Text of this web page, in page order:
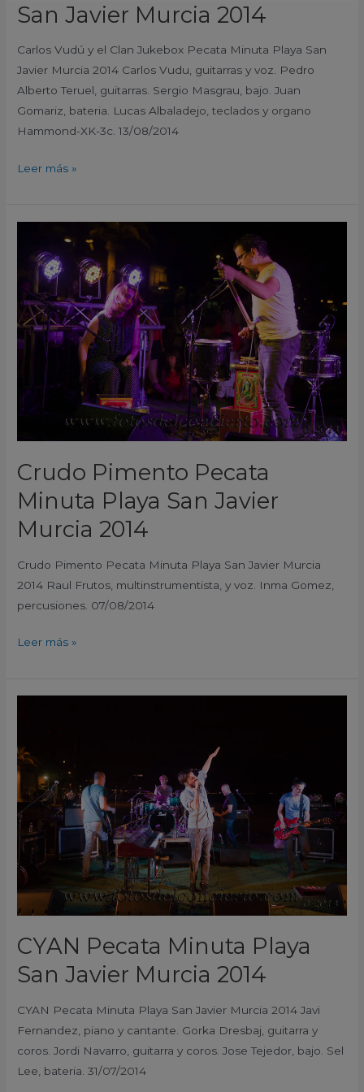
San Javier Murcia 2014
Carlos Vudú y el Clan Jukebox Pecata Minuta Playa San
Javier Murcia 2014 Carlos Vudu, guitarras y voz. Pedro
Alberto Teruel, guitarras. Sergio Masgrau, bajo. Juan
Gomariz, bateria. Lucas Albaladejo, teclados y organo
Hammond-XK-3c. 13/08/2014
Leer más »
Crudo Pimento Pecata
Minuta Playa San Javier
Murcia 2014
Crudo Pimento Pecata Minuta Playa San Javier Murcia
2014 Raul Frutos, multinstrumentista, y voz. Inma Gomez,
percusiones. 07/08/2014
Pimento
Pecata
Minuta
Playa
San
Javier
Murcia
2014
Leer más »
CYAN Pecata Minuta Playa
San Javier Murcia 2014
CYAN Pecata Minuta Playa San Javier Murcia 2014 Javi
Fernandez, piano y cantante. Gorka Dresbaj, guitarra y
coros. Jordi Navarro, guitarra y coros. Jose Tejedor, bajo. Sel
Lee, bateria. 31/07/2014
Minuta
Playa
San
Javier
Murcia
2014